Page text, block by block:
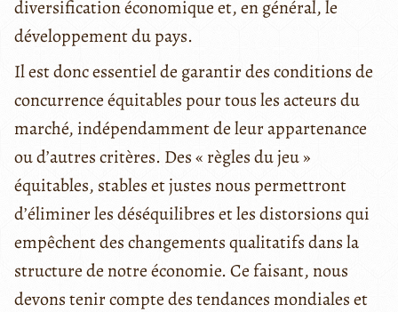
diversification économique et, en général, le
développement du pays.
Il est donc essentiel de garantir des conditions de
concurrence équitables pour tous les acteurs du
marché, indépendamment de leur appartenance
ou d’autres critères. Des « règles du jeu »
équitables, stables et justes nous permettront
d’éliminer les déséquilibres et les distorsions qui
empêchent des changements qualitatifs dans la
structure de notre économie. Ce faisant, nous
devons tenir compte des tendances mondiales et